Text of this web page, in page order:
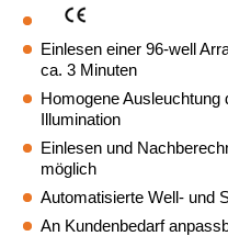
Einlesen einer 96-well
ca. 3 Minuten
Homogene Ausleuchtung
Illumination
Einlesen und
möglich
Automatisierte Well- und
An Kundenbedarf